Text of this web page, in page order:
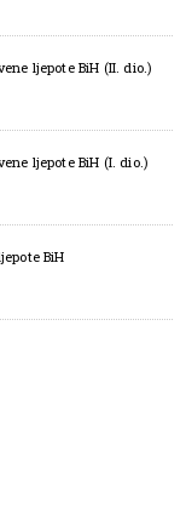
ljepote BiH (II. dio.)
ljepote BiH (I. dio.)
BiH